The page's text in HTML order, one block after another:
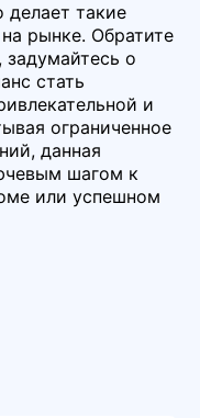
делает такие
рынке. Обратите
о
стать
и
ограниченное
данная
шагом к
или успешном